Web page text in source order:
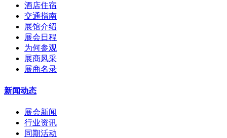
酒店住宿
交通指南
展馆介绍
展会日程
为何参观
展商风采
展商名录
新闻动态
展会新闻
行业资讯
同期活动